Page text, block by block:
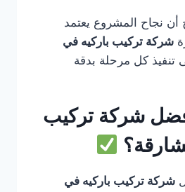
نجاح المشروع يعتمد
شركة تركيب باركيه في
تنفيذ كل مرحلة بدقة
شركة تركيب
شركة تركيب باركيه في